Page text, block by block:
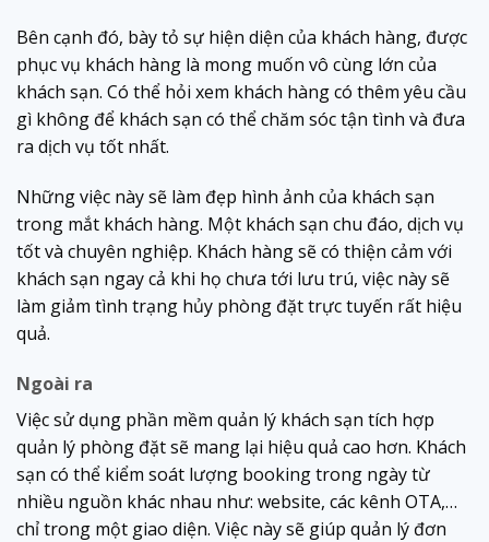
Bên cạnh đó, bày tỏ sự hiện diện của khách hàng, được
phục vụ khách hàng là mong muốn vô cùng lớn của
khách sạn. Có thể hỏi xem khách hàng có thêm yêu cầu
gì không để khách sạn có thể chăm sóc tận tình và đưa
ra dịch vụ tốt nhất.
Những việc này sẽ làm đẹp hình ảnh của khách sạn
trong mắt khách hàng. Một khách sạn chu đáo, dịch vụ
tốt và chuyên nghiệp. Khách hàng sẽ có thiện cảm với
khách sạn ngay cả khi họ chưa tới lưu trú, việc này sẽ
làm giảm tình trạng hủy phòng đặt trực tuyến rất hiệu
quả.
Ngoài ra
Việc sử dụng phần mềm quản lý khách sạn tích hợp
quản lý phòng đặt sẽ mang lại hiệu quả cao hơn. Khách
sạn có thể kiểm soát lượng booking trong ngày từ
nhiều nguồn khác nhau như: website, các kênh OTA,…
chỉ trong một giao diện. Việc này sẽ giúp quản lý đơn